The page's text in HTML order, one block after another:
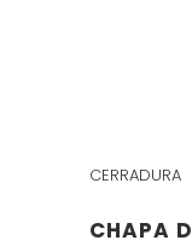
CERRADURA
CHAPA